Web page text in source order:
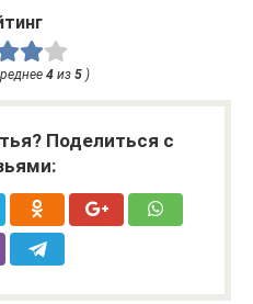
4 из 5 )
Поделиться с